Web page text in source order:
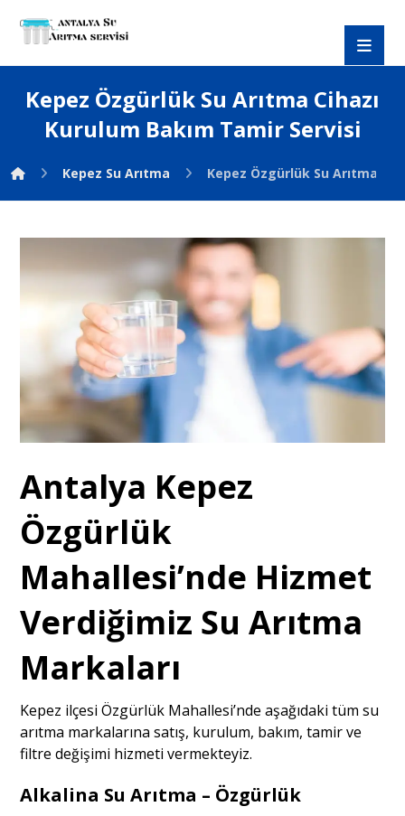
Kepez Özgürlük Su Arıtma Cihazı
Kurulum Bakım Tamir Servisi
Kepez Su Arıtma Kepez Özgürlük Su Arıtma
Antalya Kepez
Özgürlük
Mahallesi’nde Hizmet
Verdiğimiz Su Arıtma
Markaları
Kepez ilçesi Özgürlük Mahallesi’nde aşağıdaki tüm su
arıtma markalarına satış, kurulum, bakım, tamir ve
filtre değişimi hizmeti vermekteyiz.
Alkalina Su Arıtma – Özgürlük